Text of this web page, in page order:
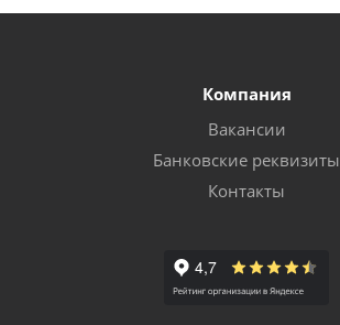
Компания
Вакансии
Банковские реквизиты
Контакты